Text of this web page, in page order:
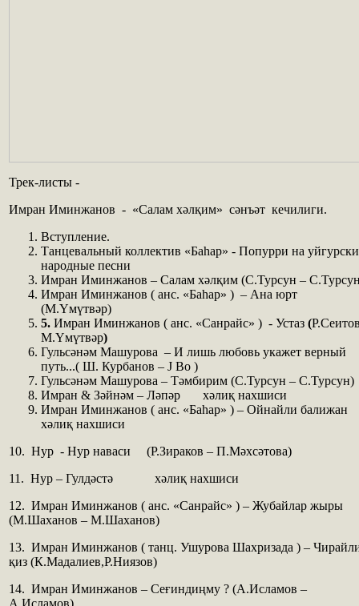
Трек-листы -
Имран Иминжанов - «Салам хәлқим» сәнъәт кечилиги.
Вступление.
Танцевальный коллектив «Баһар» - Попурри на
народные песни
Имран Иминжанов – Салам хәлқим (С.Турсун –
Имран Иминжанов ( анс. «Баһар» ) – Ана юрт
(М.Үмүтвәр)
5. Имран Иминжанов ( анс. «Санрайс» ) - Устаз (
М.Үмүтвәр)
Гульсәнәм Машурова – И лишь любовь укажет верный
путь...( Ш. Курбанов – J Bo )
Гульсәнәм Машурова – Тәмбирим (С.Турсун – С.Турсун)
Имран & Зәйнәм – Ләпәр хәлиқ нахшиси
Имран Иминжанов ( анс. «Баһар» ) – Ойнайли балижан
хәлиқ нахшиси
10. Нур - Нур наваси (Р.Зираков – П.Мәхсәтова)
11. Нур – Гулдәстә хәлиқ нахшиси
12. Имран Иминжанов ( анс. «Санрайс» ) – Жубайлар жыры
(М.Шаханов – М.Шаханов)
13. Имран Иминжанов ( танц. Ушурова Шахризада ) –
қиз (К.Мадалиев,Р.Ниязов)
14. Имран Иминжанов – Сеғиндиңму ? (А.Исламов –